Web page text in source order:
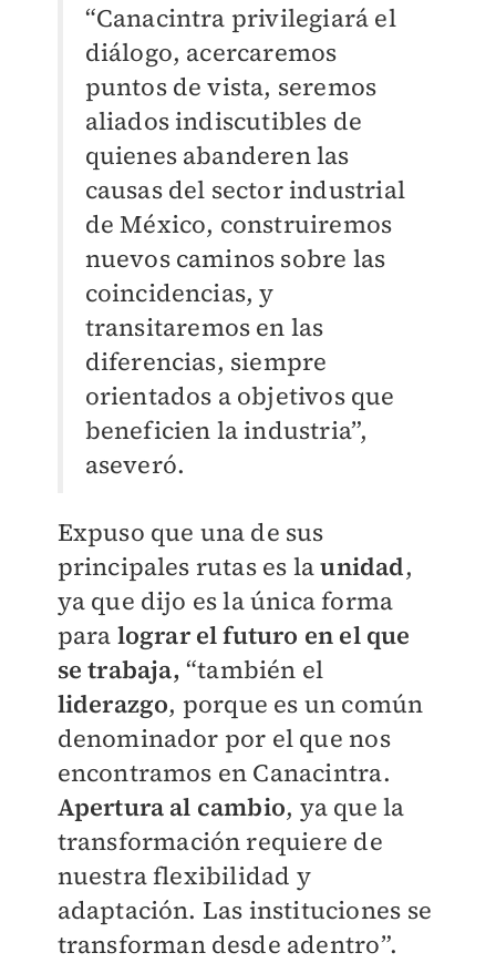
“Canacintra privilegiará el
diálogo, acercaremos
puntos de vista, seremos
aliados indiscutibles de
quienes abanderen las
causas del sector industrial
de México, construiremos
nuevos caminos sobre las
coincidencias, y
transitaremos en las
diferencias, siempre
orientados a objetivos que
beneficien la industria”,
aseveró.
Expuso que una de sus
principales rutas es launidad,
ya que dijo es la única forma
para lograr el futuro en el que
se trabaja, “también el
liderazgo, porque es un común
denominador por el que nos
encontramos en Canacintra.
Apertura al cambio, ya que la
transformación requiere de
nuestra flexibilidad y
adaptación. Las instituciones se
transforman desde adentro”.